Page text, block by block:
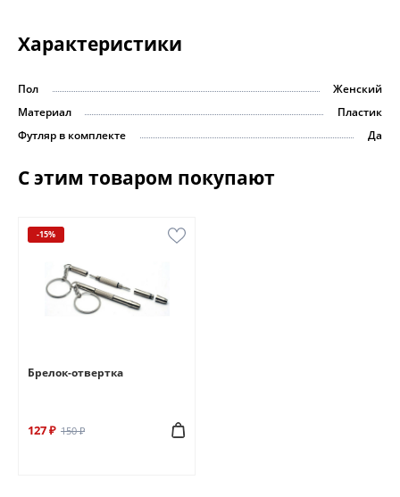
Характеристики
Пол
Женский
Материал
Пластик
Футляр в комплекте
Да
С этим товаром покупают
-15%
Брелок-отвертка
127 ₽ 150 ₽